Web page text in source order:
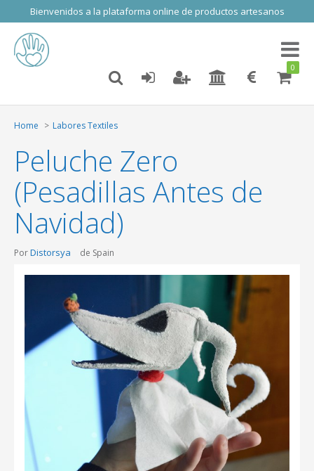
Bienvenidos a la plataforma online de productos artesanos
Toggle
0
Home Labores Textiles
Peluche Zero
(Pesadillas Antes de
Navidad)
PorDistorsya de Spain